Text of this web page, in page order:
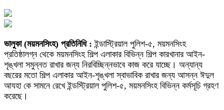
ভালুকা (ময়মনসিংহ) প্রতিনিধি : ইন্ডাস্ট্রিয়াল পুলিশ-৫, ময়মনসিংহ
প্রতিষ্ঠালগ্ন থেকে ময়মনসিংহ শিল্প এলাকার বিভিন্ন শিল্প কারখানার আইন-
শৃঙ্খলা সমুন্নত রাখার জন্য নিরবিচ্ছিন্নভাবে কাজ করে যাচ্ছে। অন্যান্য
বছরের মতো শিল্প এলাকার আইন-শৃঙ্খলা স্বাভাবিক রাখার জন্য আসন্ন ঈদুল
আযহা কে সামনে রেখে ইন্ডস্ট্রিয়াল পুলিশ-৫, ময়মনসিংহ বিভিন্ন কর্মসূচি গ্রহণ
করেছে।